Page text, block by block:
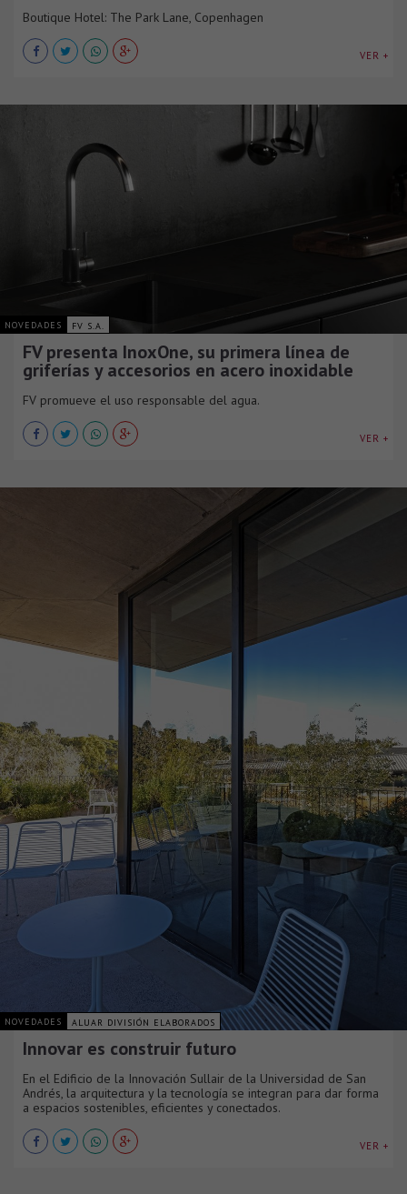
Boutique Hotel: The Park Lane, Copenhagen
VER +
NOVEDADES FV S.A.
FV presenta InoxOne, su primera línea de
griferías y accesorios en acero inoxidable
FV promueve el uso responsable del agua.
VER +
NOVEDADES ALUAR DIVISIÓN ELABORADOS
Innovar es construir futuro
En el Edificio de la Innovación Sullair de la Universidad de San
Andrés, la arquitectura y la tecnología se integran para dar forma
a espacios sostenibles, eficientes y conectados.
VER +